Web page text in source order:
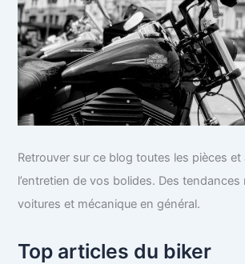
Retrouver sur ce blog toutes les pièces
l’entretien de vos bolides. Des
voitures et mécanique en général.
Top articles du biker